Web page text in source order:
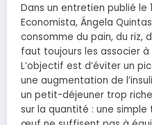
Dans un entretien publié le
Economista, Ángela
consomme du pain, du riz,
faut toujours les associer
L’objectif est d’éviter un
une augmentation de
un petit-déjeuner trop
sur la quantité : une